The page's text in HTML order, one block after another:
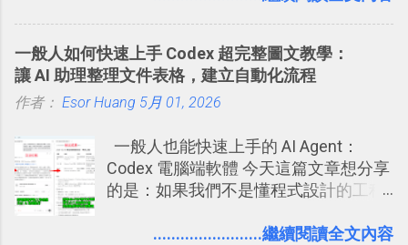
有趣的交友聯繫： 例如你可以看到朋友
又加入了哪個社團？某位好友又出現在
哪張相片中？或者有哪些朋友正熱衷於
如何分析使用你的個人資料而達到這種
社群效果？則是很多人感到疑慮的部
份，也是惡意程式有可能利用的部份 。
從Facebook隱私設定全新簡化介面設計
一般人如何快速上手 Codex 超完整圖文教學：
讓 AI 助理整理文件表格，建立自動化流程
作者： Esor Huang 5月 01, 2026
一般人也能快速上手的 AI Agent：
Codex 電腦端軟體 今天這篇文章想分享
的是：如果我們不是懂程式設計的工程
（ChatGPT） 的 Codex 工具？ 如何用
........................繼續閱讀全文內容